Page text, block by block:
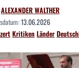
ALEXANDER WALTHER
13.06.2026
KritikenLänder